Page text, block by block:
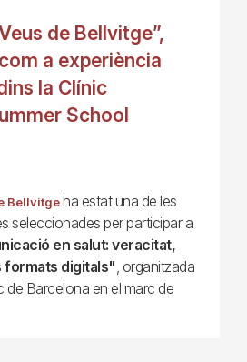
de Bellvitge”,
a experiència
la Clínic
School
Bellvitgeha estat una de les
seleccionades per participar a
en salut: veracitat,
formats digitals" , organitzada
de Barcelona en el marc de